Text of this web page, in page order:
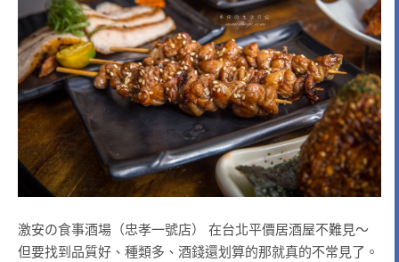
激安の食事酒場（忠孝一號店） 在台北平價居酒屋不難見～
但要找到品質好、種類多、酒錢還划算的那就真的不常見了。